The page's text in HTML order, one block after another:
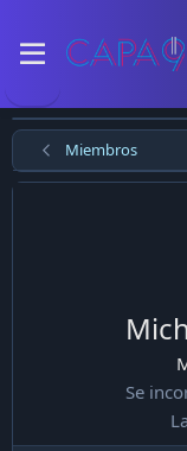
Miembros
Se